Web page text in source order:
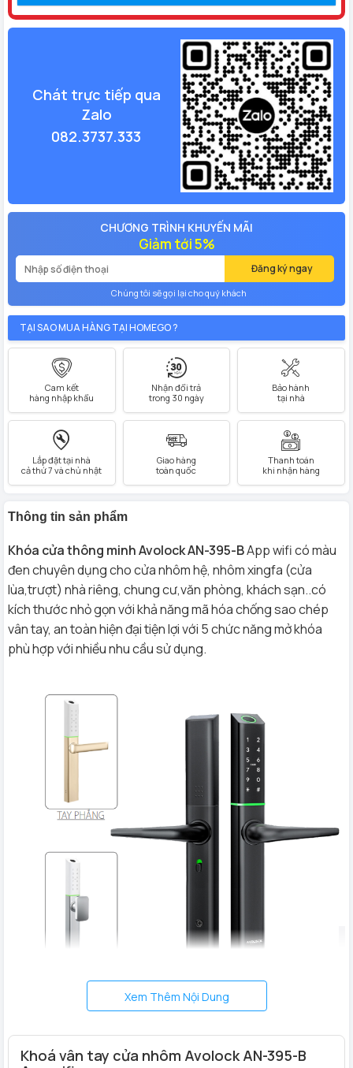
Chát trực tiếp qua
Zalo
082.3737.333
CHƯƠNG TRÌNH KHUYẾN MÃI
Giảm tới 5%
Đăng ký ngay
Chúng tôi sẽ gọi lại cho quý khách
TẠI SAO MUA HÀNG TẠI HOMEGO ?
Cam kết
hàng nhập khẩu
Nhận đổi trả
trong 30 ngày
Bảo hành
tại nhà
Lắp đặt tại nhà
cả thứ 7 và chủ nhật
Giao hàng
toàn quốc
Thanh toán
khi nhận hàng
Thông tin sản phẩm
Khóa cửa thông minh Avolock AN-395-BApp wifi có màu
đen chuyên dụng cho cửa nhôm hệ, nhôm xingfa (cửa
lùa,trượt) nhà riêng, chung cư,văn phòng, khách sạn..có
kích thước nhỏ gọn với khả năng mã hóa chống sao chép
vân tay, an toàn hiện đại tiện lợi với 5 chức năng mở khóa
phù hợp với nhiều nhu cầu sử dụng.
Khóa cửa thông minh Avolock AN 384-Gcó 3 thiết kế tay
Xem Thêm Nội Dung
Khoá vân tay cửa nhôm Avolock AN-395-B